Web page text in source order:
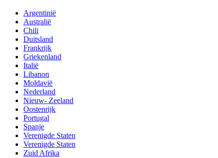
Argentinië
Australië
Chili
Duitsland
Frankrijk
Griekenland
Italië
Libanon
Moldavië
Nederland
Nieuw- Zeeland
Oostenrijk
Portugal
Spanje
Verenigde Staten
Verenigde Staten
Zuid Afrika